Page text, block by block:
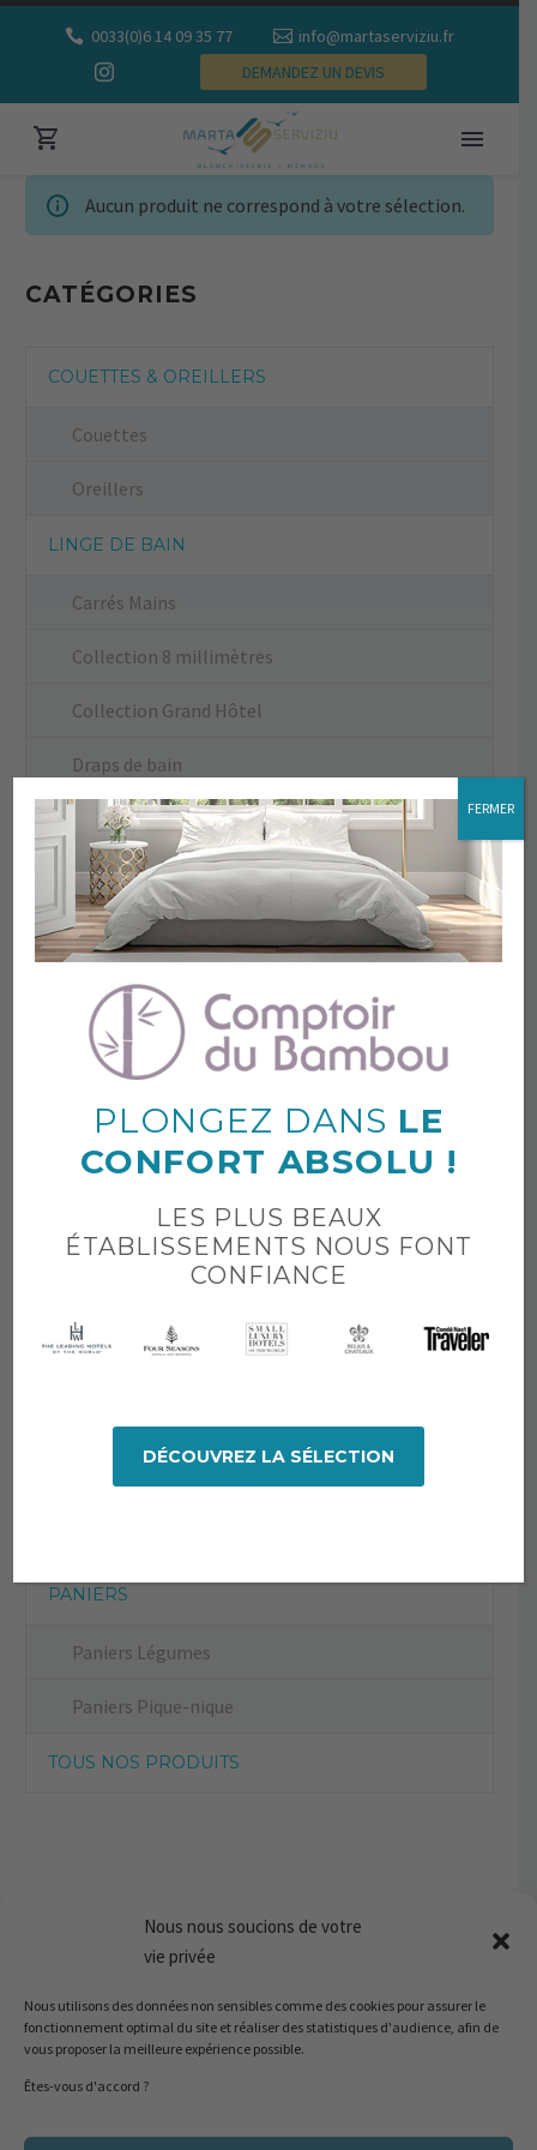
Nous nous soucions de votre
vie privée
Nous utilisons des données non sensibles comme des cookies pour assurer le
fonctionnement optimal du site et réaliser des statistiques d'audience, afin de
vous proposer la meilleure expérience possible.
Êtes-vous d'accord ?
0033(0)6 14 09 35 77
info@martaserviziu.fr
DEMANDEZ UN DEVIS
Aucun produit ne correspond à votre sélection.
CATÉGORIES
COUETTES & OREILLERS
Couettes
Oreillers
LINGE DE BAIN
Carrés Mains
Collection 8 millimètres
Collection Grand Hôtel
Draps de bain
Draps de douche
La Plage
Le Petit Bambou
Peignoir
Serviettes de toilette
Draps Housse
PANIERS
Paniers Légumes
Paniers Pique-nique
TOUS NOS PRODUITS
20137 Porto-Vecchio
PLONGEZ DANS LE
CONFORT ABSOLU !
LES PLUS BEAUX
ÉTABLISSEMENTS NOUS FONT
CONFIANCE
DÉCOUVREZ LA SÉLECTION
FERMER